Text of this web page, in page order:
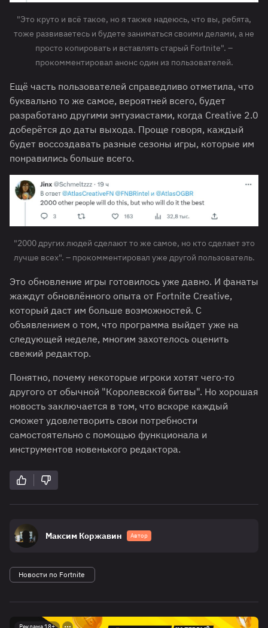
"Это круто и всё такое, но я также надеюсь, что вы, ребята,
тоже развиваетесь и будете заниматься своими делами, а не
просто копировать и вставлять старый Fortnite". –
прокомментировал анонс один из пользователей.
Ещё часть пользователей справедливо отметила, что
буквально то же самое, вероятней всего, будет
разработано другими энтузиастами, когда Creative 2.0
доберётся до даты выхода. Проще говоря, каждый
будет воссоздавать разные сезоны игры, которые им
понравились больше всего.
"2000 других людей сделают то же самое, но кто сделает это
лучше всех". – прокомментировал уже другой пользователь.
Это обновление игры готовилось уже давно. И фанаты
жаждут обновлённого опыта от Fortnite Creative,
который даст им больше возможностей. С
объявлением о том, что программа выйдет уже на
следующей неделе, многим захотелось оценить
свежий редактор.
Понятно, почему некоторые игроки хотят чего-то
другого от обычной "Королевской битвы". Но хорошая
новость заключается в том, что вскоре каждый
сможет удовлетворить свои потребности
самостоятельно с помощью функционала и
инструментов новенького редактора.
Максим Коржавин Автор
Новости по Fortnite